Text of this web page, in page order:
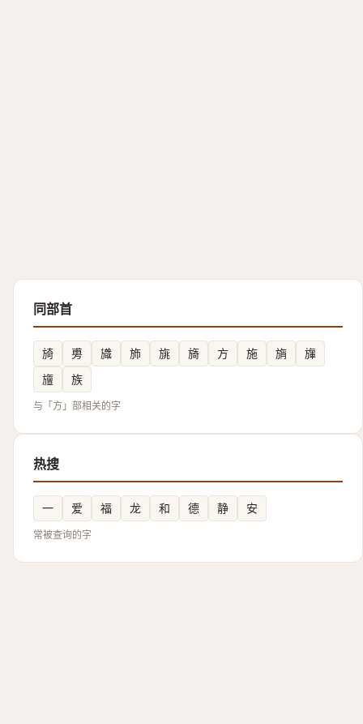
同部首
旑 旉 旘 斾 旐 旖 方 施 旓
㫎
旜
族
与「方」部相关的字
热搜
一 爱 福 龙 和 德 静 安
常被查询的字